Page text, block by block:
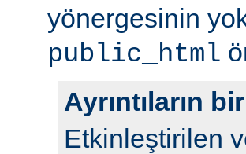
yönergesinin
public_html
Ayrıntıların
Etkinleştirilen